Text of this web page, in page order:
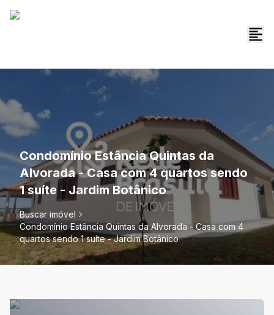
Condomínio Estância Quintas da
Alvorada - Casa com 4 quartos sendo
1 suíte - Jardim Botânico
Buscar imóvel
Condomínio Estância Quintas da Alvorada - Casa com 4
quartos sendo 1 suíte - Jardim Botânico